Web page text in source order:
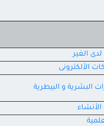
الغير
الألكترونى
و البيطرية